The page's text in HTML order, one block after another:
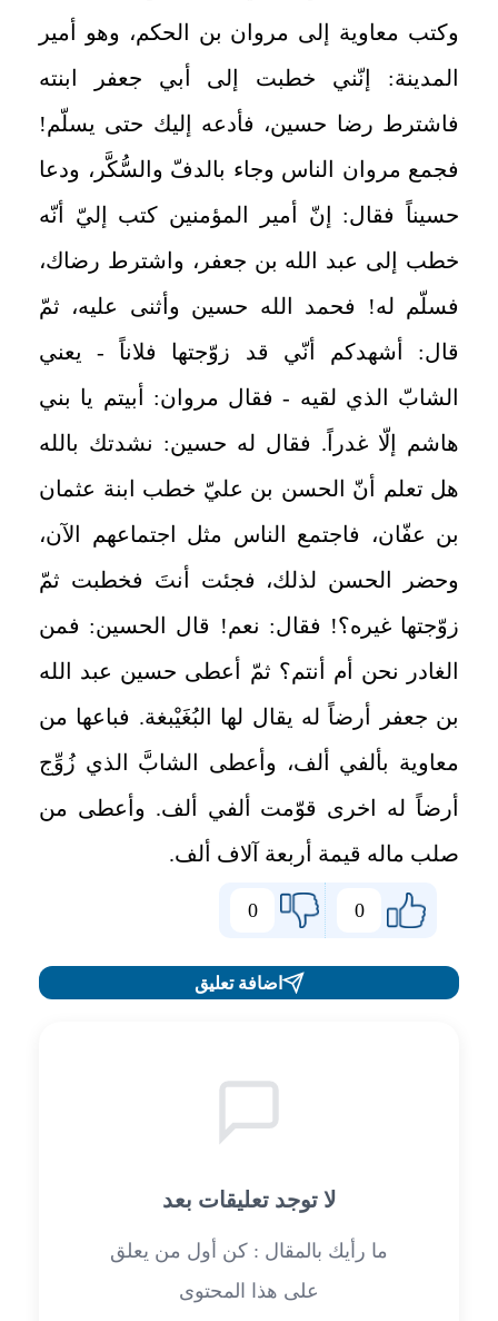
وكتب معاوية إلى مروان بن الحكم، وهو أمير
المدينة: إنّني خطبت إلى أبي جعفر ابنته
فاشترط رضا حسين، فأدعه إليك حتى يسلّم!
فجمع مروان الناس وجاء بالدفّ والسُّكَّر، ودعا
حسيناً فقال: إنّ أمير المؤمنين كتب إليّ أنّه
خطب إلى عبد الله بن جعفر، واشترط رضاك،
فسلّم له! فحمد الله حسين وأثنى عليه، ثمّ
قال: أشهدكم أنّي قد زوّجتها فلاناً - يعني
الشابّ الذي لقيه - فقال مروان: أبيتم يا بني
هاشم إلّا غدراً. فقال له حسين: نشدتك بالله
هل تعلم أنّ الحسن بن عليّ خطب ابنة عثمان
بن‏ عفّان، فاجتمع الناس مثل اجتماعهم الآن،
وحضر الحسن لذلك، فجئت أنتَ فخطبت ثمّ
زوّجتها غيره؟! فقال: نعم! قال الحسين: فمن
الغادر نحن أم أنتم؟ ثمّ أعطى حسين عبد الله
بن جعفر أرضاً له يقال لها البُغَيْبغة. فباعها من
معاوية بألفي ألف، وأعطى الشابَّ الذي زُوِّج
أرضاً له اخرى قوّمت ألفي ألف. وأعطى من
صلب ماله قيمة أربعة آلاف ألف.
0
0
اضافة تعليق
لا توجد تعليقات بعد
ما رأيك بالمقال : كن أول من يعلق
على هذا المحتوى